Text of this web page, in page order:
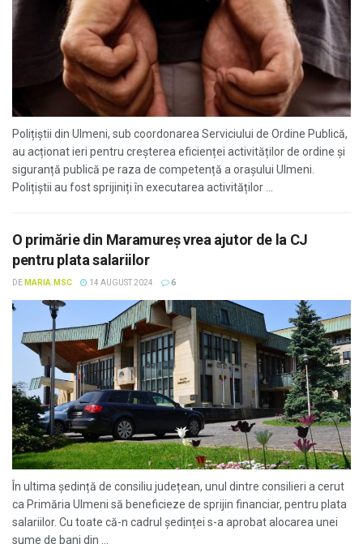
Polițiștii din Ulmeni, sub coordonarea Serviciului de Ordine Publică,
au acționat ieri pentru creșterea eficienței activităților de ordine și
siguranță publică pe raza de competență a orașului Ulmeni.
Polițiștii au fost sprijiniți în executarea activităților ...
O primărie din Maramureș vrea ajutor de la CJ
pentru plata salariilor
DE MARIA.MSC 14 AUGUST 2024 6
În ultima ședință de consiliu județean, unul dintre consilieri a cerut
ca Primăria Ulmeni să beneficieze de sprijin financiar, pentru plata
salariilor. Cu toate că-n cadrul ședinței s-a aprobat alocarea unei
sume de bani din ...